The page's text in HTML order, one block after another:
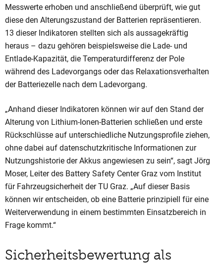
Messwerte erhoben und anschließend überprüft, wie gut
diese den Alterungszustand der Batterien repräsentieren.
13 dieser Indikatoren stellten sich als aussagekräftig
heraus – dazu gehören beispielsweise die Lade- und
Entlade-Kapazität, die Temperaturdifferenz der Pole
während des Ladevorgangs oder das Relaxationsverhalten
der Batteriezelle nach dem Ladevorgang.
„Anhand dieser Indikatoren können wir auf den Stand der
Alterung von Lithium-Ionen-Batterien schließen und erste
Rückschlüsse auf unterschiedliche Nutzungsprofile ziehen,
ohne dabei auf datenschutzkritische Informationen zur
Nutzungshistorie der Akkus angewiesen zu sein“, sagt Jörg
Moser, Leiter des Battery Safety Center Graz vom Institut
für Fahrzeugsicherheit der TU Graz. „Auf dieser Basis
können wir entscheiden, ob eine Batterie prinzipiell für eine
Weiterverwendung in einem bestimmten Einsatzbereich in
Frage kommt.“
Sicherheitsbewertung als